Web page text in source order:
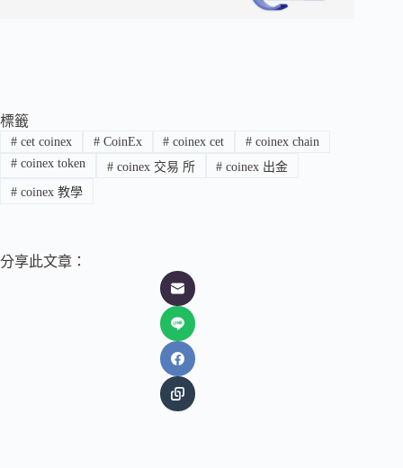
標籤
#cet coinex #CoinEx # coinex cet # coinex chain
#coinex token #coinex 交易 所 # coinex 出金
#coinex 教學
分享此文章：